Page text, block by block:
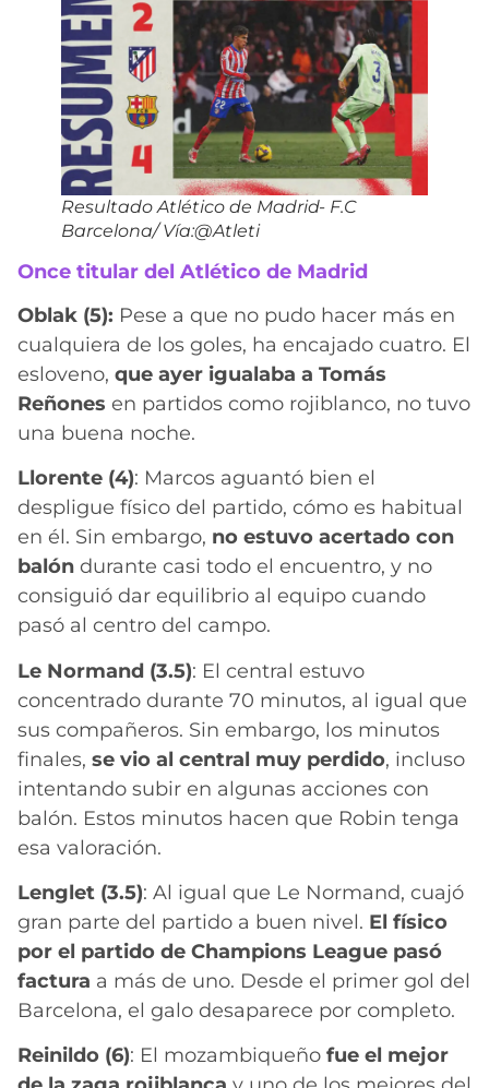
Resultado Atlético de Madrid- F.C
Barcelona/ Vía:@Atleti
Once titular del Atlético de Madrid
Oblak (5): Pese a que no pudo hacer más en
cualquiera de los goles, ha encajado cuatro. El
esloveno, que ayer igualaba a Tomás
Reñones en partidos como rojiblanco, no tuvo
una buena noche.
Llorente (4): Marcos aguantó bien el
despligue físico del partido, cómo es habitual
en él. Sin embargo, no estuvo acertado con
balón durante casi todo el encuentro, y no
consiguió dar equilibrio al equipo cuando
pasó al centro del campo.
Le Normand (3.5): El central estuvo
concentrado durante 70 minutos, al igual que
sus compañeros. Sin embargo, los minutos
finales, se vio al central muy perdido, incluso
intentando subir en algunas acciones con
balón. Estos minutos hacen que Robin tenga
esa valoración.
Lenglet (3.5): Al igual que Le Normand, cuajó
gran parte del partido a buen nivel. El físico
por el partido de Champions League pasó
factura a más de uno. Desde el primer gol del
Barcelona, el galo desaparece por completo.
Reinildo (6): El mozambiqueño fue el mejor